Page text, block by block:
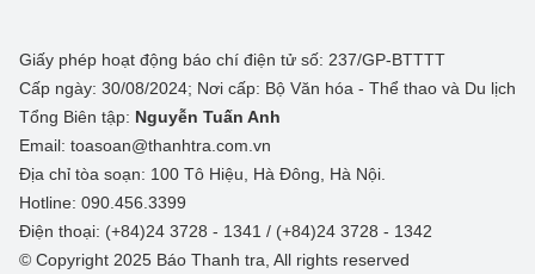
Giấy phép hoạt động báo chí điện tử số: 237/GP-BTTTT
Cấp ngày: 30/08/2024; Nơi cấp: Bộ Văn hóa - Thể thao và Du lịch
Tổng Biên tập: Nguyễn Tuấn Anh
Email: toasoan@thanhtra.com.vn
Địa chỉ tòa soạn: 100 Tô Hiệu, Hà Đông, Hà Nội.
Hotline: 090.456.3399
Điện thoại: (+84)24 3728 - 1341 / (+84)24 3728 - 1342
© Copyright 2025 Báo Thanh tra, All rights reserved